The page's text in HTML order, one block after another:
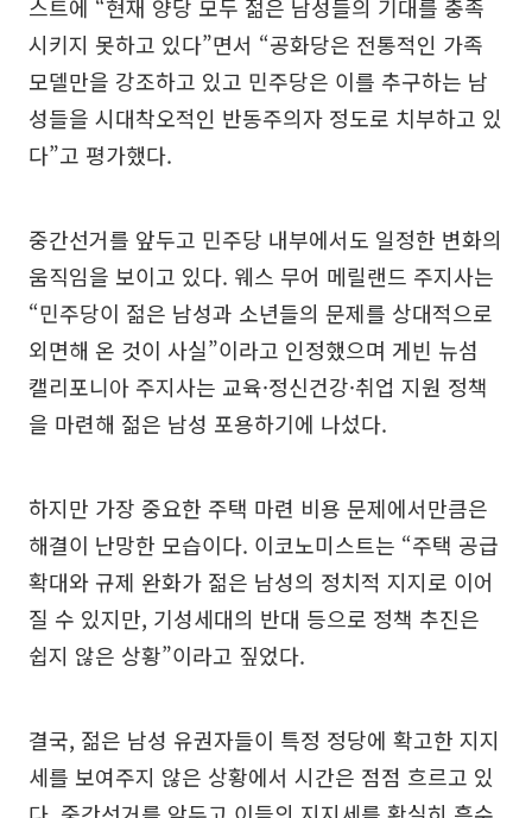
스트에 “현재 양당 모두 젊은 남성들의 기대를 충족
시키지 못하고 있다”면서 “공화당은 전통적인 가족
모델만을 강조하고 있고 민주당은 이를 추구하는 남
성들을 시대착오적인 반동주의자 정도로 치부하고 있
다”고 평가했다.
중간선거를 앞두고 민주당 내부에서도 일정한 변화의
움직임을 보이고 있다. 웨스 무어 메릴랜드 주지사는
“민주당이 젊은 남성과 소년들의 문제를 상대적으로
외면해 온 것이 사실”이라고 인정했으며 게빈 뉴섬
캘리포니아 주지사는 교육·정신건강·취업 지원 정책
을 마련해 젊은 남성 포용하기에 나섰다.
하지만 가장 중요한 주택 마련 비용 문제에서만큼은
해결이 난망한 모습이다. 이코노미스트는 “주택 공급
확대와 규제 완화가 젊은 남성의 정치적 지지로 이어
질 수 있지만, 기성세대의 반대 등으로 정책 추진은
쉽지 않은 상황”이라고 짚었다.
결국, 젊은 남성 유권자들이 특정 정당에 확고한 지지
세를 보여주지 않은 상황에서 시간은 점점 흐르고 있